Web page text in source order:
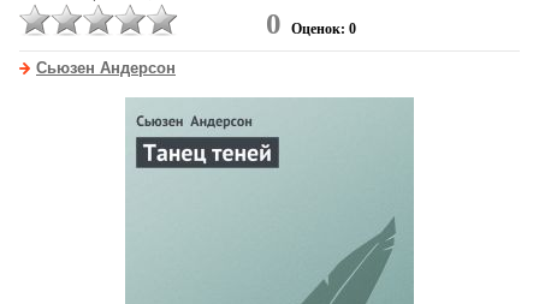
0 Оценок: 0
Сьюзен Андерсон